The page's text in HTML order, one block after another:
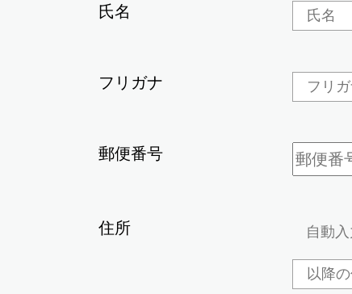
氏名
フリガナ
郵便番号
住所